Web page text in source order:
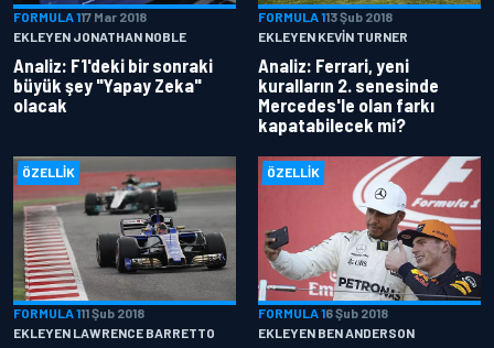
FORMULA 117 Mar 2018
EKLEYEN JONATHAN NOBLE
Analiz: F1'deki bir sonraki
büyük şey "Yapay Zeka"
olacak
FORMULA 113 Şub 2018
EKLEYEN KEVIN TURNER
Analiz: Ferrari, yeni
kuralların 2. senesinde
Mercedes'le olan farkı
kapatabilecek mi?
ÖZELLIK
FORMULA 111 Şub 2018
EKLEYEN LAWRENCE BARRETTO
ÖZELLIK
FORMULA 16 Şub 2018
EKLEYEN BEN ANDERSON